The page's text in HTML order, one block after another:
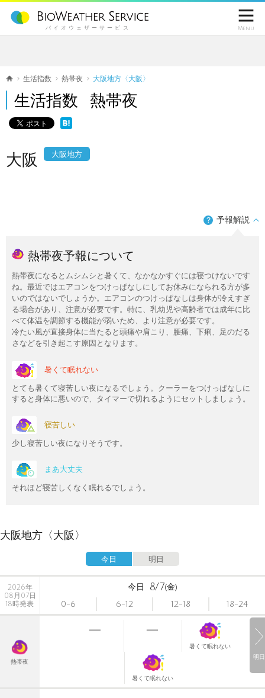
バイオウェザーサービス

Menu
生活指数 熱帯夜 大阪地方〈大阪〉
生活指数 熱帯夜
大阪 大阪地方
？ 予報解説
熱帯夜予報について
熱帯夜になるとムシムシと暑くて、なかなかすぐには寝つけないです
ね。最近ではエアコンをつけっぱなしにしてお休みになられる方が多
いのではないでしょうか。エアコンのつけっぱなしは身体が冷えすぎ
る場合があり、注意が必要です。特に、乳幼児や高齢者では成年に比
べて体温を調節する機能が弱いため、より注意が必要です。
冷たい風が直接身体に当たると頭痛や肩こり、腰痛、下痢、足のだる
さなどを引き起こす原因となります。
暑くて眠れない
とても暑くて寝苦しい夜になるでしょう。クーラーをつけっぱなしに
すると身体に悪いので、タイマーで切れるようにセットしましょう。
寝苦しい
少し寝苦しい夜になりそうです。
まあ大丈夫
それほど寝苦しくなく眠れるでしょう。
大阪地方〈大阪〉
今日 明日
明日
2026年
08月07日
18時発表
今日 8/7(金)
0-6
6-12 12-18 18-24
熱帯夜
暑くて眠れない
暑くて眠れない